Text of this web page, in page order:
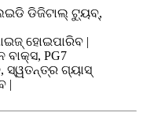
ଡିଜିଟାଲ୍ ଟ୍ୟୁବ୍,
ହୋଇପାରିବ |
PG7
ସ୍ୱତନ୍ତ୍ର ଗ୍ୟାସ୍
|